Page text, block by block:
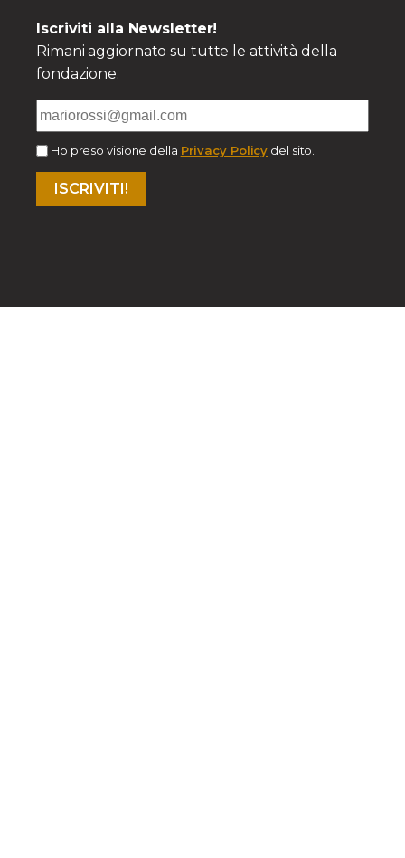
Iscriviti alla Newsletter!
Rimani aggiornato su tutte le attività della
fondazione.
Ho preso visione della Privacy Policy del sito.